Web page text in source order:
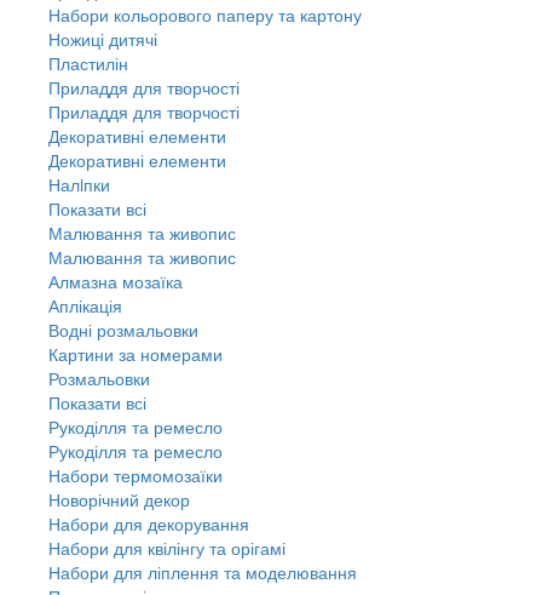
Набори кольорового паперу та картону
Ножиці дитячі
Пластилін
Приладдя для творчості
Приладдя для творчості
Декоративні елементи
Декоративні елементи
Налiпки
Показати всі
Малювання та живопис
Малювання та живопис
Алмазна мозаїка
Аплікація
Водні розмальовки
Картини за номерами
Розмальовки
Показати всі
Рукоділля та ремесло
Рукоділля та ремесло
Набори термомозаїки
Новорічний декор
Набори для декорування
Набори для квілінгу та орігамі
Набори для ліплення та моделювання